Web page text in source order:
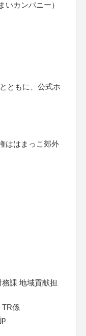
いカンパニー）
ともに、公式ホ
ははまっこ郊外
課 地域貢献担
TR係